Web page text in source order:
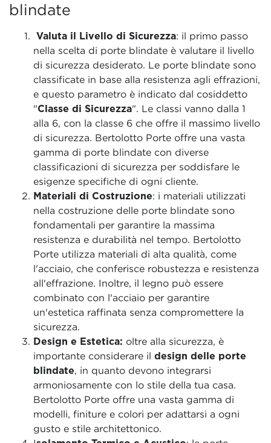
blindate
Valuta il Livello di Sicurezza: il primo passo
nella scelta di porte blindate è valutare il livello
di sicurezza desiderato. Le porte blindate sono
classificate in base alla resistenza agli effrazioni,
e questo parametro è indicato dal cosiddetto
"Classe di Sicurezza". Le classi vanno dalla 1
alla 6, con la classe 6 che offre il massimo livello
di sicurezza. Bertolotto Porte offre una vasta
gamma di porte blindate con diverse
classificazioni di sicurezza per soddisfare le
esigenze specifiche di ogni cliente.
Materiali di Costruzione: i materiali utilizzati
nella costruzione delle porte blindate sono
fondamentali per garantire la massima
resistenza e durabilità nel tempo. Bertolotto
Porte utilizza materiali di alta qualità, come
l'acciaio, che conferisce robustezza e resistenza
all'effrazione. Inoltre, il legno può essere
combinato con l'acciaio per garantire
un'estetica raffinata senza compromettere la
sicurezza.
Design e Estetica: oltre alla sicurezza, è
importante considerare il design delle porte
blindate, in quanto devono integrarsi
armoniosamente con lo stile della tua casa.
Bertolotto Porte offre una vasta gamma di
modelli, finiture e colori per adattarsi a ogni
gusto e stile architettonico.